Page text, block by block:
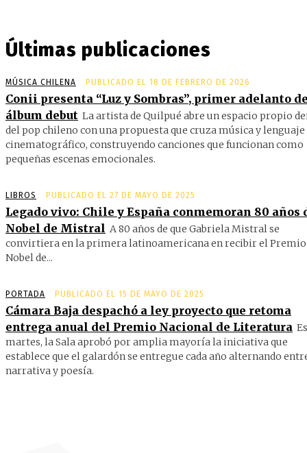
Últimas publicaciones
MÚSICA CHILENA PUBLICADO EL 18 DE FEBRERO DE 2026
Conii presenta “Luz y Sombras”, primer adelanto
álbum debut La artista de Quilpué abre un espacio propio
del pop chileno con una propuesta que cruza música y lenguaje
cinematográfico, construyendo canciones que funcionan como
pequeñas escenas emocionales.
LIBROS PUBLICADO EL 27 DE MAYO DE 2025
Legado vivo: Chile y España conmemoran 80 años
Nobel de Mistral A 80 años de que Gabriela Mistral se
convirtiera en la primera latinoamericana en recibir el Premio
Nobel de...
PORTADA PUBLICADO EL 15 DE MAYO DE 2025
Cámara Baja despachó a ley proyecto que retoma
entrega anual del Premio Nacional de Literatura
martes, la Sala aprobó por amplia mayoría la iniciativa que
establece que el galardón se entregue cada año alternando
narrativa y poesía.